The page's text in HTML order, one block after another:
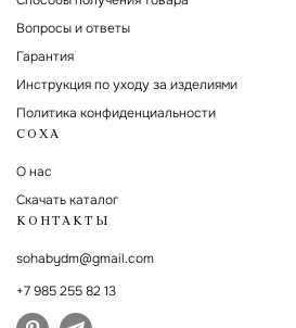
Вопросы и ответы
Гарантия
Инструкция по уходу за изделиями
Политика конфиденциальности
СОХА
О нас
Скачать каталог
КОНТАКТЫ
sohabydm@gmail.com
+7 985 255 82 13